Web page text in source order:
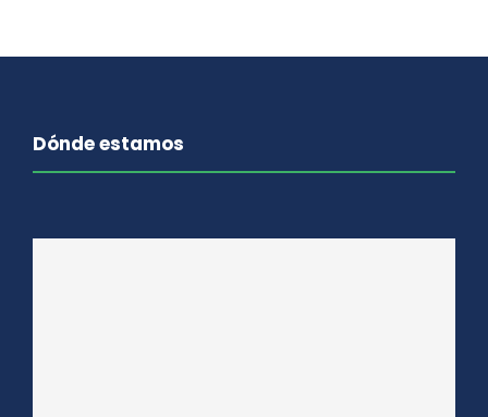
Dónde estamos